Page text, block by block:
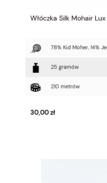
Włóczka Silk Mohair
78% Kid Moher, 14%
25 gramów
210 metrów
30,00 zł